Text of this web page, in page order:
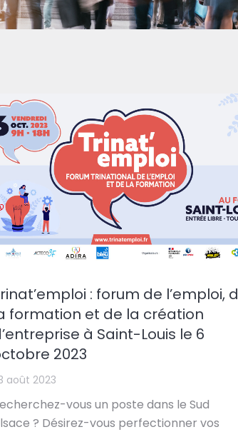
: forum de l’emploi,
formation et de la création
à Saint-Louis le 6
2023
août 2023
vous un poste dans le Sud
? Désirez-vous perfectionner vos